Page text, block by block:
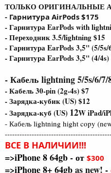
ТОЛЬКО ОРИГИНАЛЬНЫЕ
- Гарнитура AirPods $175
- Гарнитура EarPods with
- Переходник 3.5/lightning $15
-Гарнитура EarPods 3,5" (5/5s/
-Гарнитура EarPods 3,5" (4/4s)
- Кабель lightning 5/5s/6/7/
- Кабель 30-pin (2g-4s) $7
- Зарядка-кубик (US) $12
- Зарядка-куб (US) 12W iPad/
- Кабель lightning hight copy
ВСЕ В НАЛИЧИИ!!!
=>iPhone 8 64gb - от $300
=>iPhone 8+ 64gbas new! -